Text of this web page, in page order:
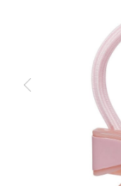
トピックス
ヘアアレンジ動画